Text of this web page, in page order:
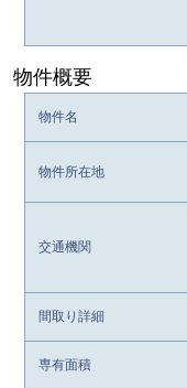
物件概要
物件名
物件所在地
交通機関
間取り詳細
専有面積